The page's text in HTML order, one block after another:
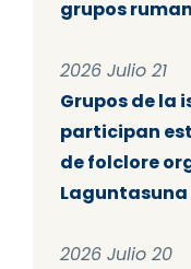
grupos
2026 Julio 21
Grupos de la
participan
de folclore
Laguntasuna
2026 Julio 20